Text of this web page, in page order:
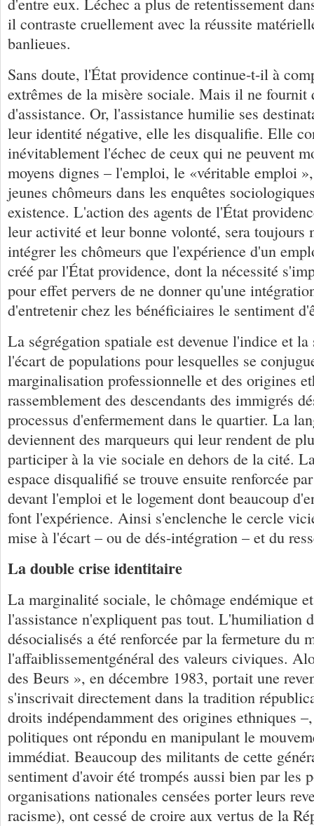
d'entre eux. Léchec a plus de retentissement
il contraste cruellement avec la réussite
banlieues.
Sans doute, l'État providence continue-t-il à
extrêmes de la misère sociale. Mais il ne fournit
d'assistance. Or, l'assistance humilie ses
leur identité négative, elle les disqualifie. Elle
inévitablement l'échec de ceux qui ne peuvent
moyens dignes – l'emploi, le «véritable emploi
jeunes chômeurs dans les enquêtes
existence. L'action des agents de l'État
leur activité et leur bonne volonté, sera toujours
intégrer les chômeurs que l'expérience d'un
créé par l'État providence, dont la nécessité
pour effet pervers de ne donner qu'une
d'entretenir chez les bénéficiaires le sentiment
La ségrégation spatiale est devenue l'indice et
l'écart de populations pour lesquelles se
marginalisation professionnelle et des origines
rassemblement des descendants des immigrés
processus d'enfermement dans le quartier. La
deviennent des marqueurs qui leur rendent de
participer à la vie sociale en dehors de la cité.
espace disqualifié se trouve ensuite renforcée
devant l'emploi et le logement dont beaucoup
font l'expérience. Ainsi s'enclenche le cercle
mise à l'écart – ou de dés-intégration – et du
La double crise identitaire
La marginalité sociale, le chômage endémique
l'assistance n'expliquent pas tout. L'humiliation
désocialisés a été renforcée par la fermeture du
l'affaiblissementgénéral des valeurs civiques.
des Beurs », en décembre 1983, portait une
s'inscrivait directement dans la tradition
droits indépendamment des origines ethniques
politiques ont répondu en manipulant le
immédiat. Beaucoup des militants de cette
sentiment d'avoir été trompés aussi bien par les
organisations nationales censées porter leurs
racisme), ont cessé de croire aux vertus de la